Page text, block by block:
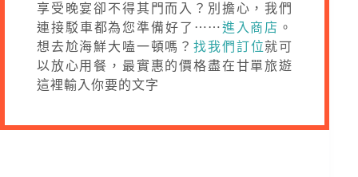
享受晚宴卻不得其門而入？別擔心，我們
連接駁車都為您準備好了⋯⋯進入商店 。
想去尬海鮮大嗑一頓嗎？找我們訂位就可
以放心用餐，最實惠的價格盡在甘單旅遊
這裡輸入你要的文字